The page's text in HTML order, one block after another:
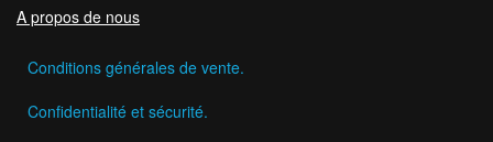
A propos de nous
Conditions générales de vente.
Confidentialité et sécurité.